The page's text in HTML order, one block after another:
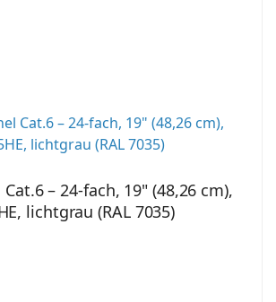
– 24-fach, 19" (48,26 cm),
lichtgrau (RAL 7035)